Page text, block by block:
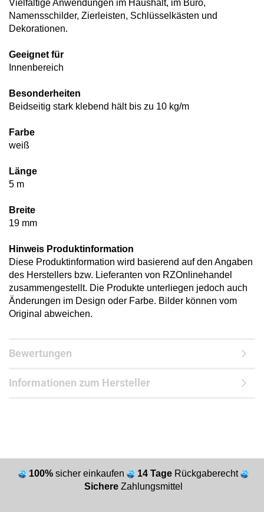
Vielfältige Anwendungen im Haushalt, im Büro,
Namensschilder, Zierleisten, Schlüsselkästen und
Dekorationen.
Geeignet für
Innenbereich
Besonderheiten
Beidseitig stark klebend hält bis zu 10 kg/m
Farbe
weiß
Länge
5 m
Breite
19 mm
Hinweis Produktinformation
Diese Produktinformation wird basierend auf den Angaben
des Herstellers bzw. Lieferanten von RZOnlinehandel
zusammengestellt. Die Produkte unterliegen jedoch auch
Änderungen im Design oder Farbe. Bilder können vom
Original abweichen.
Bewertungen
Informationen zum Hersteller
100% sicher einkaufen 14 Tage Rückgaberecht
Sichere Zahlungsmittel